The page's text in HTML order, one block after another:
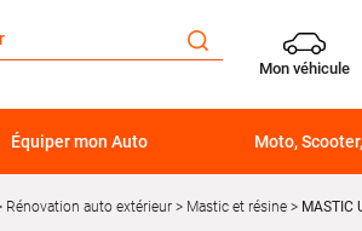
Mon véhicule
Équiper mon Auto Moto,
Rénovation auto extérieur Mastic et résine MASTIC